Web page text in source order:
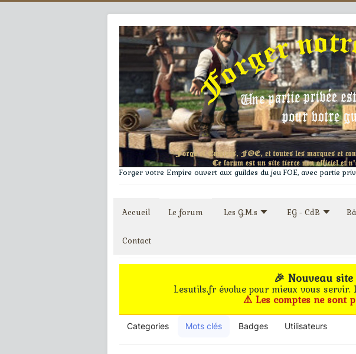
Forger votre Empire ouvert aux guildes du jeu FOE, avec partie
Accueil Le forum Les G.M.s EG - CdB
Contact
🎉 Nouveau site
Lesutils.fr évolue pour mieux vous servir.
⚠️ Les comptes ne sont
Categories Mots clés Badges Utilisateurs